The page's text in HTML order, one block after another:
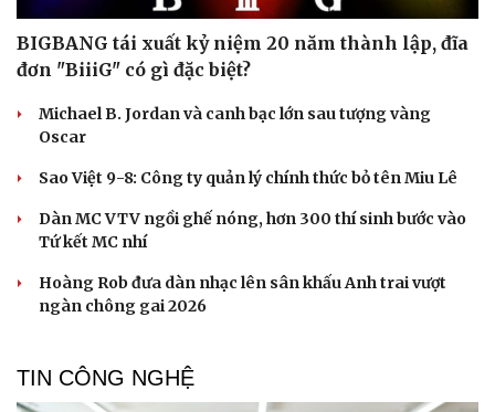
Cải chính
BIGBANG tái xuất kỷ niệm 20 năm thành lập, đĩa
đơn "BiiiG" có gì đặc biệt?
Michael B. Jordan và canh bạc lớn sau tượng vàng
Oscar
Sao Việt 9-8: Công ty quản lý chính thức bỏ tên Miu Lê
Dàn MC VTV ngồi ghế nóng, hơn 300 thí sinh bước vào
Tứ kết MC nhí
Hoàng Rob đưa dàn nhạc lên sân khấu Anh trai vượt
ngàn chông gai 2026
TIN CÔNG NGHỆ